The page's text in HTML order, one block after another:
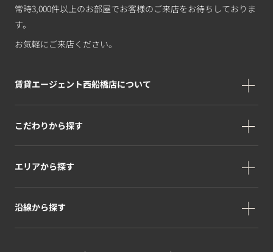
常時3,000件以上のお部屋でお客様のご来店をお待ちしておりま
す。
お気軽にご来店ください。
賃貸エージェント西船橋店について
こだわりから探す
エリアから探す
沿線から探す